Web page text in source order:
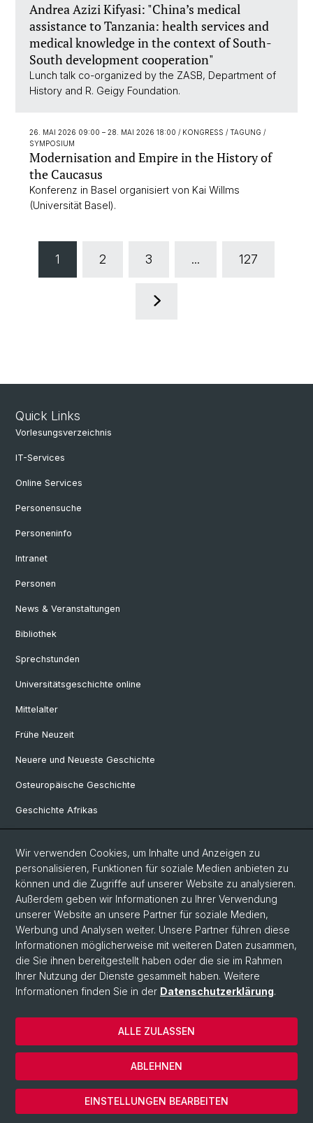
Andrea Azizi Kifyasi: "China’s medical
assistance to Tanzania: health services and
medical knowledge in the context of South-
South development cooperation"
Lunch talk co-organized by the ZASB, Department of
History and R. Geigy Foundation.
26. MAI 2026 09:00 – 28. MAI 2026 18:00 / KONGRESS / TAGUNG /
SYMPOSIUM
Modernisation and Empire in the History of
the Caucasus
Konferenz in Basel organisiert von Kai Willms
(Universität Basel).
1 2 3 ... 127
Quick Links
Vorlesungsverzeichnis
IT-Services
Online Services
Personensuche
Personeninfo
Intranet
Personen
News & Veranstaltungen
Bibliothek
Sprechstunden
Universitätsgeschichte online
Mittelalter
Frühe Neuzeit
Neuere und Neueste Geschichte
Osteuropäische Geschichte
Geschichte Afrikas
Social Media
Linkedin
Bluesky
© Universität Basel
Philosophisch-Historische Fakultät
Home
Datenschutzerklärung
Wir verwenden Cookies, um Inhalte und Anzeigen zu
personalisieren, Funktionen für soziale Medien anbieten zu
können und die Zugriffe auf unserer Website zu analysieren.
Außerdem geben wir Informationen zu Ihrer Verwendung
unserer Website an unsere Partner für soziale Medien,
Werbung und Analysen weiter. Unsere Partner führen diese
Informationen möglicherweise mit weiteren Daten zusammen,
die Sie ihnen bereitgestellt haben oder die sie im Rahmen
Ihrer Nutzung der Dienste gesammelt haben. Weitere
Informationen finden Sie in der Datenschutzerklärung.
EINSTELLUNGEN BEARBEITEN
ABLEHNEN
ALLE ZULASSEN